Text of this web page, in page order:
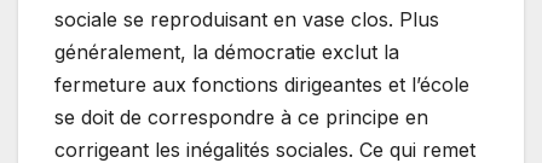
sociale se reproduisant en vase clos. Plus
généralement, la démocratie exclut la
fermeture aux fonctions dirigeantes et l’école
se doit de correspondre à ce principe en
corrigeant les inégalités sociales. Ce qui remet